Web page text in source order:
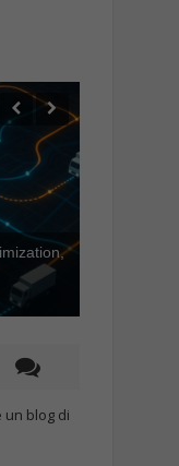
un blog di